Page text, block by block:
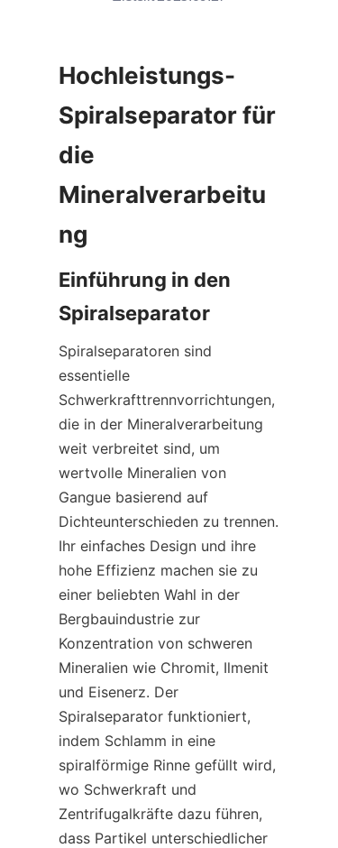
Hochleistungs-
Spiralseparator für
die
Mineralverarbeitu
ng
Einführung in den
Spiralseparator
Spiralseparatoren sind
essentielle
Schwerkrafttrennvorrichtungen,
die in der Mineralverarbeitung
weit verbreitet sind, um
wertvolle Mineralien von
Gangue basierend auf
Dichteunterschieden zu trennen.
Ihr einfaches Design und ihre
hohe Effizienz machen sie zu
einer beliebten Wahl in der
Bergbauindustrie zur
Konzentration von schweren
Mineralien wie Chromit, Ilmenit
und Eisenerz. Der
Spiralseparator funktioniert,
indem Schlamm in eine
spiralförmige Rinne gefüllt wird,
wo Schwerkraft und
Zentrifugalkräfte dazu führen,
dass Partikel unterschiedlicher